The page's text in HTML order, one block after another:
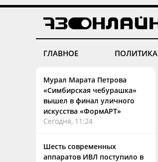
ГЛАВНОЕ ПОЛИТИКА
Мурал Марата Петрова
«Симбирская чебурашка»
вышел в финал уличного
искусства «ФормАРТ»
Сегодня, 11:24
Шесть современных
аппаратов ИВЛ поступило в